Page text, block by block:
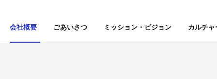
会社概要 ごあいさつ ミッション・ビジョン カルチャ